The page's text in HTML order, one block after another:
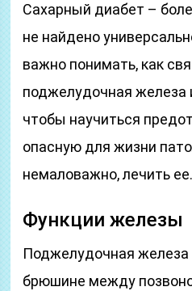
Сахарный диабет –
не найдено
важно понимать, как
поджелудочная железа
чтобы научиться
опасную для жизни
немаловажно, лечить ее.
Функции железы
Поджелудочная железа
брюшине между